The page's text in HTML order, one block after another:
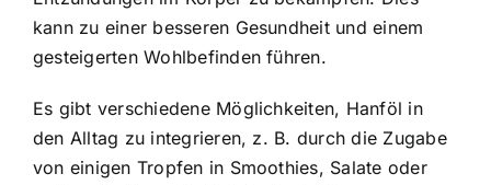
kann zu einer besseren Gesundheit und einem
gesteigerten Wohlbefinden führen.
Es gibt verschiedene Möglichkeiten, Hanföl in
den Alltag zu integrieren, z. B. durch die Zugabe
von einigen Tropfen in Smoothies, Salate oder